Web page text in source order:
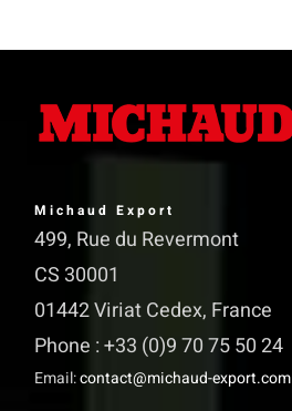
Michaud Export
499, Rue du Revermont
CS 30001
01442 Viriat Cedex, France
Phone : +33 (0)9 70 75 50 24
Email:contact@michaud-export.com